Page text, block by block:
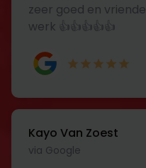
zeer goed en
werk 👍👍👍👍👍
Kayo Van Zoest
via Google